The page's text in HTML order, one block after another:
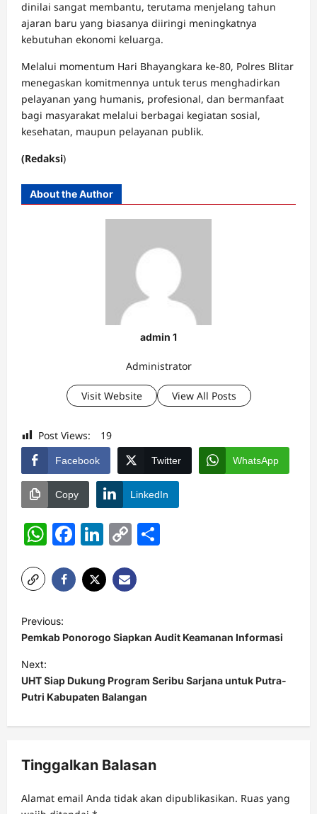
dinilai sangat membantu, terutama menjelang tahun
ajaran baru yang biasanya diiringi meningkatnya
kebutuhan ekonomi keluarga.
Melalui momentum Hari Bhayangkara ke-80, Polres Blitar
menegaskan komitmennya untuk terus menghadirkan
pelayanan yang humanis, profesional, dan bermanfaat
bagi masyarakat melalui berbagai kegiatan sosial,
kesehatan, maupun pelayanan publik.
(Redaksi)
About the Author
admin 1
Administrator
Visit Website View All Posts
Post Views: 19
Facebook Twitter WhatsApp
Copy LinkedIn
WhatsApp
Facebook
LinkedIn
Copy
P
o
s
t
n
a
i
a
Previous:
Pemkab Ponorogo Siapkan Audit Keamanan Informasi
Next:
UHT Siap Dukung Program Seribu Sarjana untuk Putra-
Putri Kabupaten Balangan
Tinggalkan Balasan
Alamat email Anda tidak akan dipublikasikan. Ruas yang